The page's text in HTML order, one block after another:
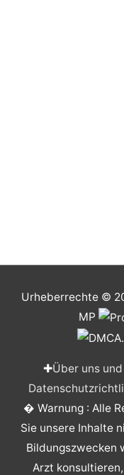
Urheberrechte ©
MP
✚Über uns
� Warnung : Alle
Sie unsere Inhalte
Bildungszwecken
Arzt